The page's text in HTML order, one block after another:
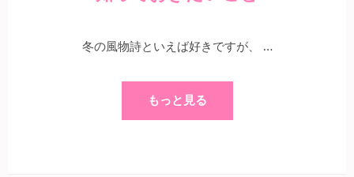
冬の風物詩といえば好きですが、 …
もっと見る